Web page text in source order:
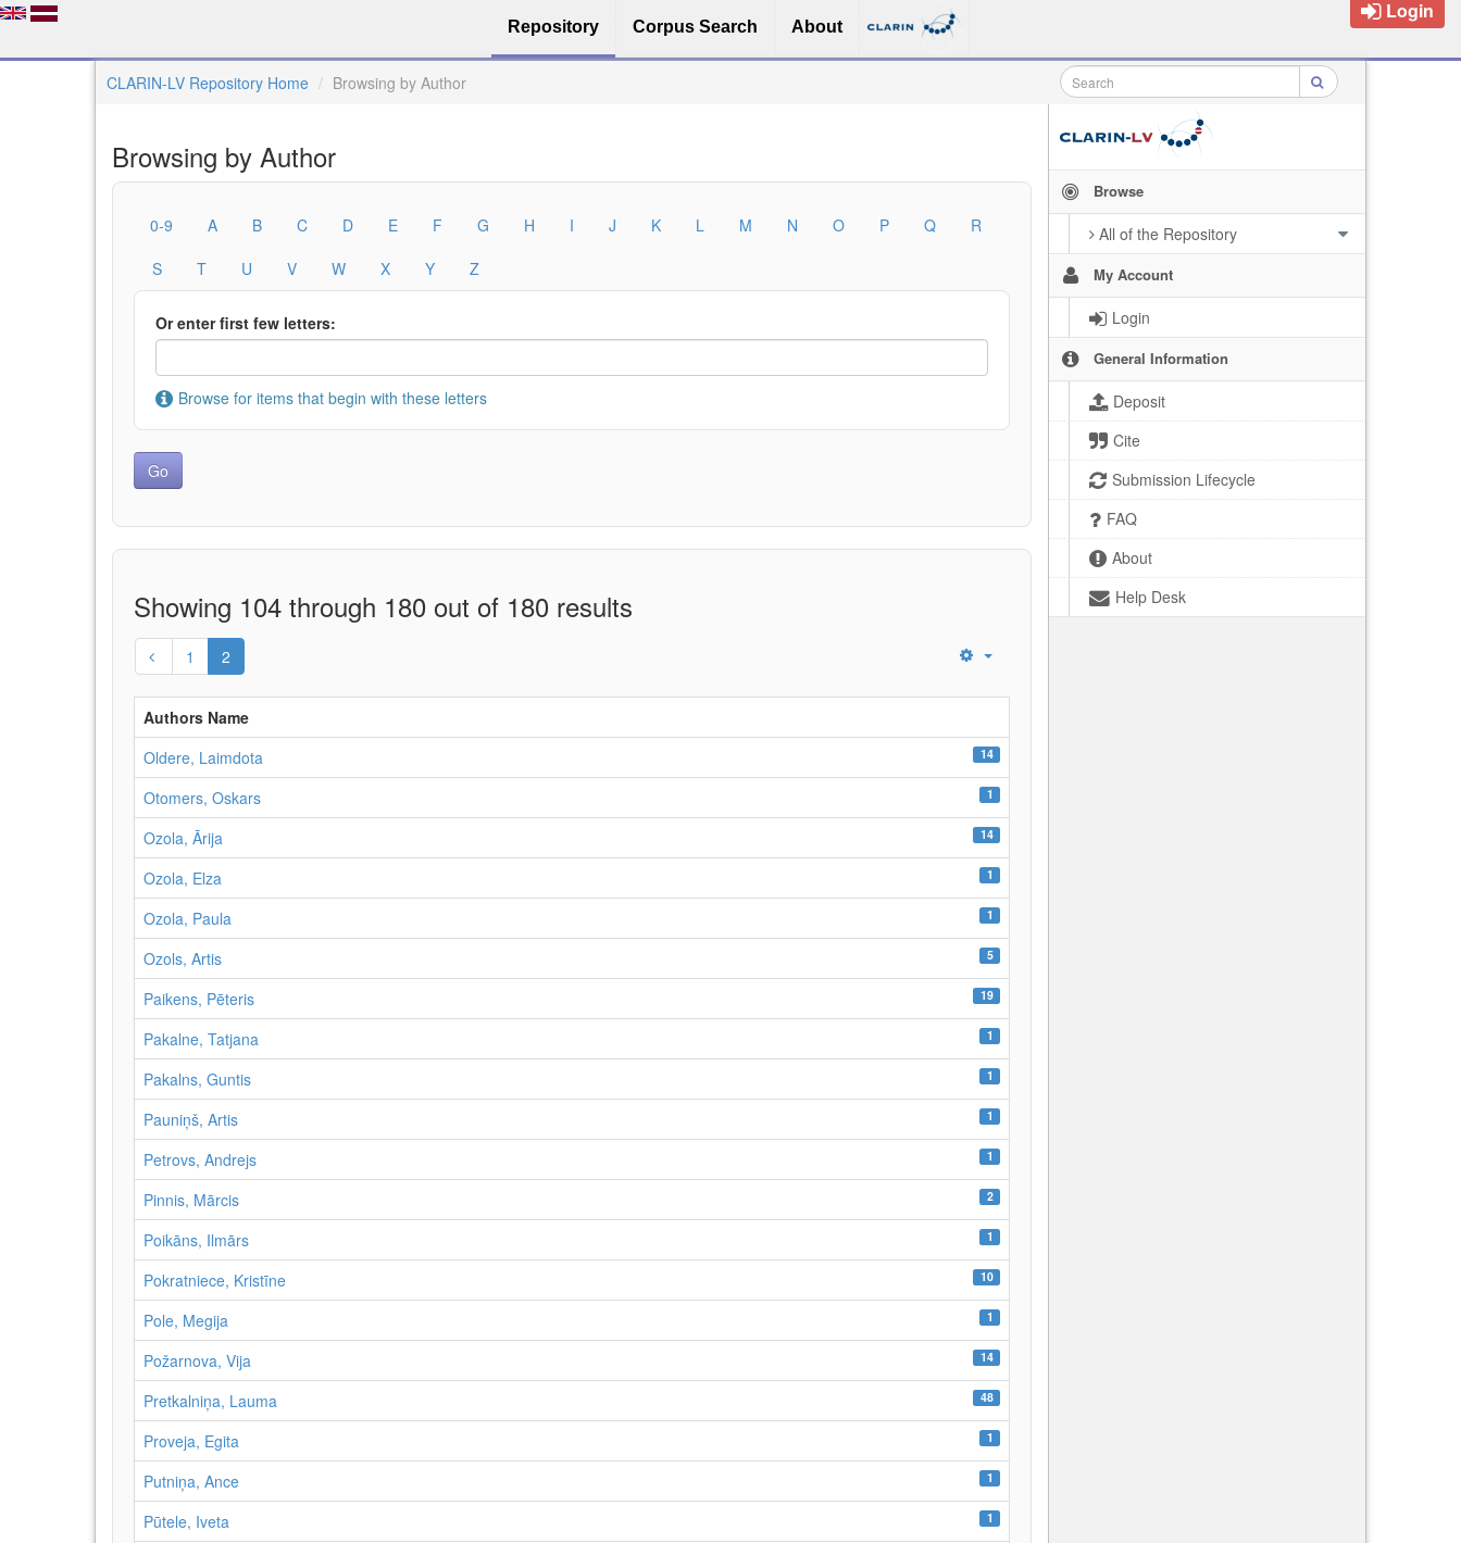
Repository Corpus Search About
Login
CLARIN-LV Repository Home Browsing by Author
Browse
All of the Repository
My Account
Login
General Information
Deposit
Cite
Submission Lifecycle
FAQ
About
Help Desk
Browsing by Author
0-9 A B C D E F G H I J K L M N O P Q
R
S
T U V W X Y Z
Or enter first few letters:
Browse for items that begin with these letters
Showing 104 through 180 out of 180 results
1 2
Authors Name
Oldere, Laimdota
14
Otomers, Oskars 1
Ozola, Ārija 14
Ozola, Elza 1
Ozola, Paula 1
Ozols, Artis 5
Paikens, Pēteris 19
Pakalne, Tatjana 1
Pakalns, Guntis 1
Pauniņš, Artis 1
Petrovs, Andrejs 1
Pinnis, Mārcis 2
Poikāns, Ilmārs 1
Pokratniece, Kristīne 10
Pole, Megija 1
Požarnova, Vija 14
Pretkalniņa, Lauma 48
Proveja, Egita 1
Putniņa, Ance 1
Pūtele, Iveta 1